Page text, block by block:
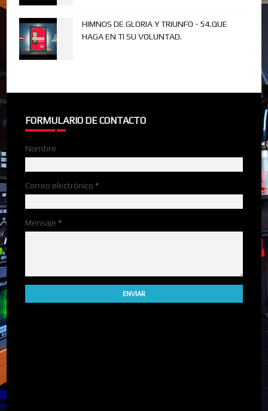
HIMNOS DE GLORIA Y TRIUNFO - 54.QUE
HAGA EN TI SU VOLUNTAD.
FORMULARIO DE CONTACTO
Nombre
Correo electrónico*
Mensaje*